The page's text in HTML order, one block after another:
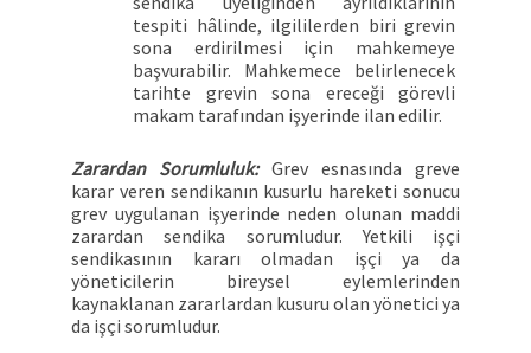
tespiti hâlinde, ilgililerden biri grevin
sona erdirilmesi için mahkemeye
başvurabilir. Mahkemece belirlenecek
tarihte grevin sona ereceği görevli
makam tarafından işyerinde ilan edilir.
Zarardan Sorumluluk:Grev esnasında greve
karar veren sendikanın kusurlu hareketi sonucu
grev uygulanan işyerinde neden olunan maddi
zarardan sendika sorumludur. Yetkili işçi
sendikasının kararı olmadan işçi ya da
yöneticilerin bireysel eylemlerinden
kaynaklanan zararlardan kusuru olan yönetici ya
da işçi sorumludur.